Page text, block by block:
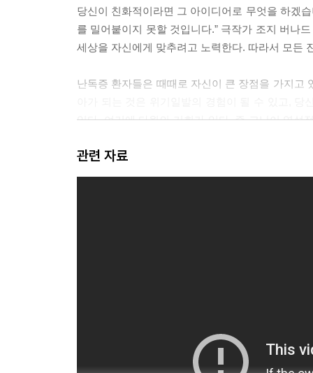
당신이 친화적이라면 그 아이디어로 무엇을 하겠
를 밀어붙이지 못할 것입니다.” 극작가 조지 버나
세상을 자신에게 맞추려고 노력한다. 따라서 모든
난독증 환자들은 때때로 자신이 큰 장점을 가지고
있다. 여기에 다윗의 기회가 있다. 즉 고난이 역설
악행과 불운이 성취할 수 있는 것에는 진정한 한
관련 자료